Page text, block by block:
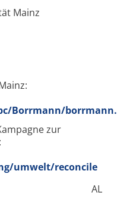
Mainz
Borrmann/
zur
umwelt/reconcile
AL